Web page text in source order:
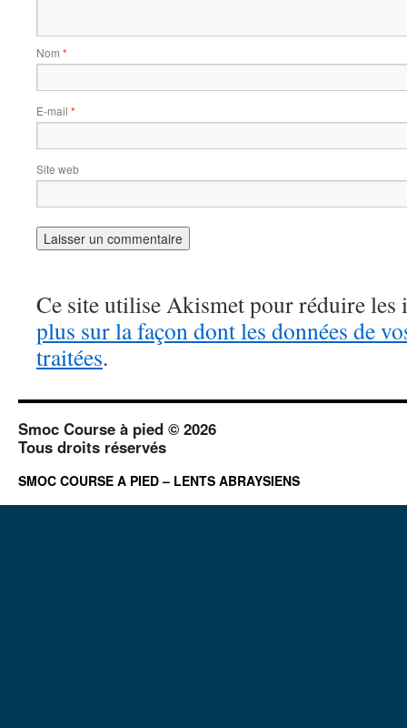
Nom *
E-mail *
Site web
Ce site utilise Akismet pour réduire les
plus sur la façon dont les données de
traitées.
Smoc Course à pied © 2026
Tous droits réservés
SMOC COURSE A PIED – LENTS ABRAYSIENS